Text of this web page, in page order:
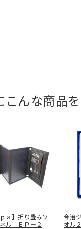
んな商品を
ｐａ】折り畳みソ
ル ＥＰ－２１
今治
オル